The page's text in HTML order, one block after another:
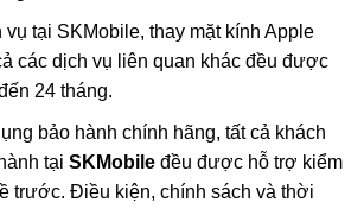
vụ tại SKMobile, thay mặt kính Apple
các dịch vụ liên quan khác đều được
24 tháng.
bảo hành chính hãng, tất cả khách
tại SKMobile đều được hỗ trợ kiểm
trước. Điều kiện, chính sách và thời